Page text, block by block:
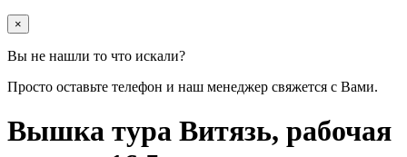
×
Вы не нашли то что искали?
Просто оставьте телефон и наш менеджер свяжется с Вами.
Вышка тура Витязь, рабочая